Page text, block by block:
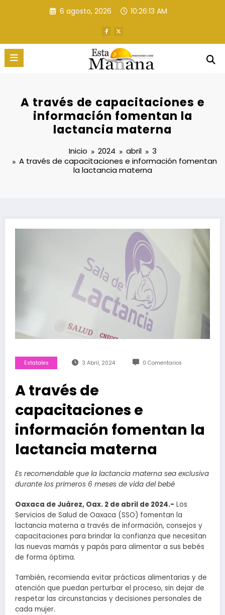
6 agosto, 2026 10:26:14 AM
A través de capacitaciones e
información fomentan la
lactancia materna
Inicio 2024 abril
3
A través de capacitaciones e información fomentan
la lactancia materna
Estatales 3 Abril, 2024 0 Comentarios
A través de
capacitaciones e
información fomentan la
lactancia materna
Es recomendable que la lactancia materna sea exclusiva
durante los primeros 6 meses de vida del bebé
Oaxaca de Juárez, Oax. 2 de abril de 2024.- Los
Servicios de Salud de Oaxaca (SSO) fomentan la
lactancia materna a través de información, consejos y
capacitaciones para brindar la confianza que necesitan
las nuevas mamás y papás para alimentar a sus bebés
de forma óptima.
También, recomienda evitar prácticas alimentarias y de
atención que puedan perturbar el proceso, sin dejar de
respetar las circunstancias y decisiones personales de
cada mujer.